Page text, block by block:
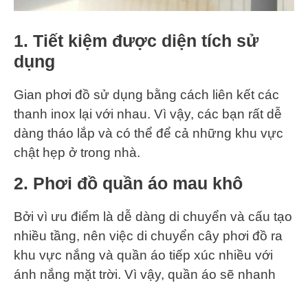
1. Tiết kiệm được diện tích sử
dụng
Gian phơi đồ sử dụng bằng cách liên kết các
thanh inox lại với nhau. Vì vậy, các bạn rất dễ
dàng tháo lắp và có thể để cả những khu vực
chật hẹp ở trong nhà.
2. Phơi đồ quần áo mau khô
Bởi vì ưu điểm là dễ dàng di chuyển và cấu tạo
nhiều tầng, nên việc di chuyển cây phơi đồ ra
khu vực nắng và quần áo tiếp xúc nhiều với
ánh nắng mặt trời. Vì vậy, quần áo sẽ nhanh